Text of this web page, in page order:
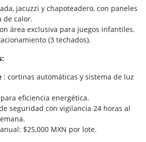
jacuzzi y chapoteadero, con paneles
de calor.
área exclusiva para juegos infantiles.
(3 techados).
: cortinas automáticas y sistema de luz
eficiencia energética.
seguridad con vigilancia 24 horas al
$25,000 MXN por lote.